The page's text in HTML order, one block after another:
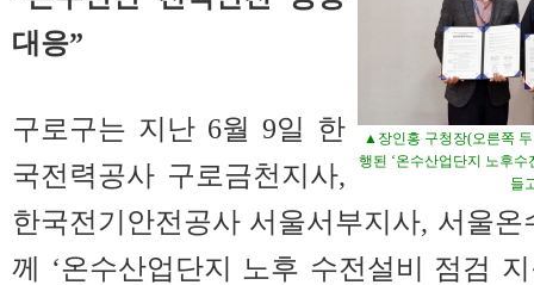
▲장인홍 구청장(오른쪽
행된 ‘온수산업단지 노후
들
대응”
구로구는 지난 6월 9일 한
국전력공사 구로금천지사,
한국전기안전공사 서울서부지사, 서울
께 ‘온수산업단지 노후 수전설비 점검